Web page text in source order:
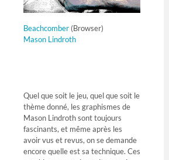
Beachcomber (Browser)
Mason Lindroth
Quel que soit le jeu, quel que soit le
thème donné, les graphismes de
Mason Lindroth sont toujours
fascinants, et même après les
avoir vus et revus, on se demande
encore quelle est sa technique. Ces